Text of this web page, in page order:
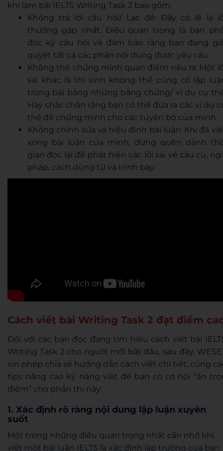
khi làm bài IELTS Writing Task 2 bao gồm:
Không trả lời câu hỏi/ Lạc đề: Đây có lẽ là
thường gặp nhất. Điều quan trọng là bạn
đọc kỹ câu hỏi và đảm bảo rằng bạn đang
quyết tất cả các phần nội dung được yêu cầu.
Không thể chứng minh quan điểm nêu ra: Một
sai khác là thí sinh không thể củng cố lập
trong bài bằng những bằng chứng/ ví dụ cụ
Hãy chắc chắn rằng bạn có thể đưa ra các ví dụ
thể để chứng minh cho các tuyên bố của mình.
Không chỉnh sửa và hiệu đính bài luận: Khi đã
xong bài luận của mình, đừng quên dành
gian đọc lại để phát hiện các lỗi sai về câu cú,
pháp, cách dùng từ và trình bày.
Cách viết bài Writing Task 2 đạt điểm
Đối với các bạn đọc đang tìm hiểu cách viết bài
Writing Task 2 cho người mới bắt đầu, sau đây,
xin phép chia sẻ hướng dẫn cách viết chi tiết, cùng
tips nâng cao kỹ năng viết để bạn có cơ hội “ăn
điểm” cho phần thi này:
1. Xác định rõ ràng nội dung lập luận xuyên
suốt
Một trong những điều quan trọng nhất cần nhớ khi
viết một bài luận IELTS là xác định lập trường của bạn